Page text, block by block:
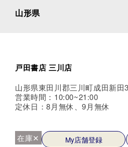
山形県
戸田書店 三川店
山形県東田川郡三川町成田新田
営業時間：10:00~21:00
定休日：8月無休、9月無休
在庫✕ My店舗登録